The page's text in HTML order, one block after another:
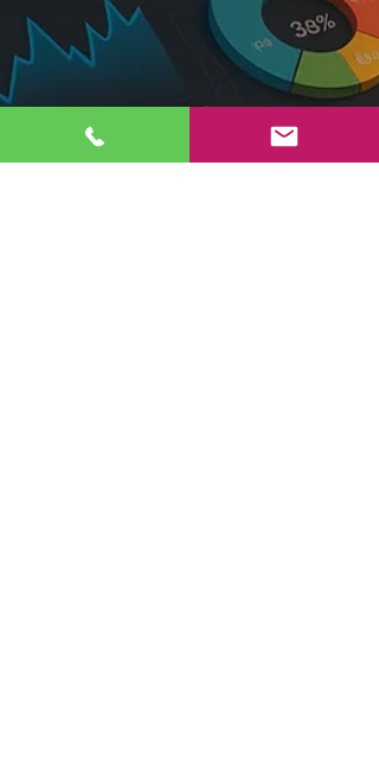
Bauprojekt smarter und wirtschaftlicher macht.